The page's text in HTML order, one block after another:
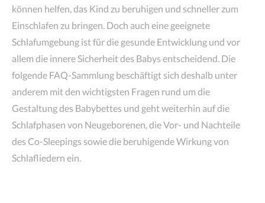
können helfen, das Kind zu beruhigen und schneller zum
Einschlafen zu bringen. Doch auch eine geeignete
Schlafumgebung ist für die gesunde Entwicklung und vor
allem die innere Sicherheit des Babys entscheidend. Die
folgende FAQ-Sammlung beschäftigt sich deshalb unter
anderem mit den wichtigsten Fragen rund um die
Gestaltung des Babybettes und geht weiterhin auf die
Schlafphasen von Neugeborenen, die Vor- und Nachteile
des Co-Sleepings sowie die beruhigende Wirkung von
Schlafliedern ein.